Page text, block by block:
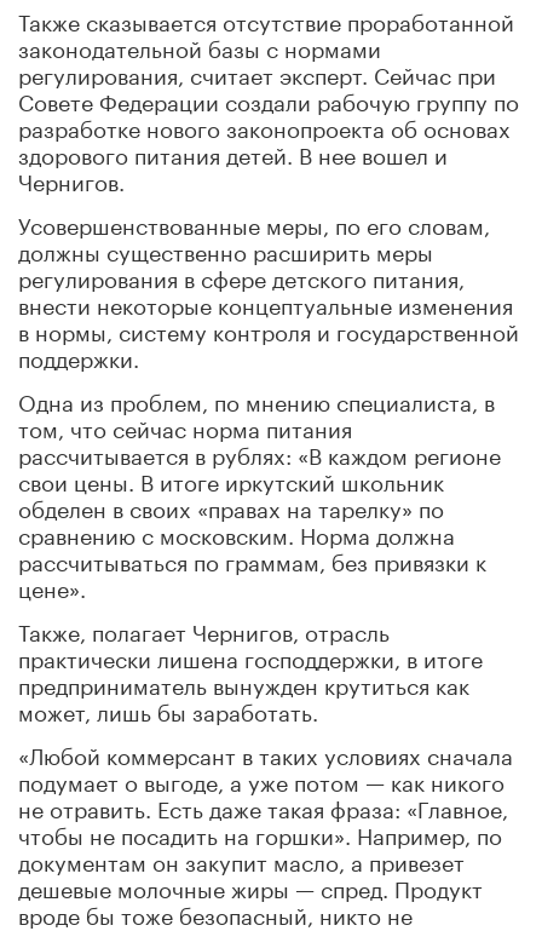
Также сказывается отсутствие проработанной
законодательной базы с нормами
регулирования, считает эксперт. Сейчас при
Совете Федерации создали рабочую группу по
разработке нового законопроекта об основах
здорового питания детей. В нее вошел и
Чернигов.
Усовершенствованные меры, по его словам,
должны существенно расширить меры
регулирования в сфере детского питания,
внести некоторые концептуальные изменения
в нормы, систему контроля и государственной
поддержки.
Одна из проблем, по мнению специалиста, в
том, что сейчас норма питания
рассчитывается в рублях: «В каждом регионе
свои цены. В итоге иркутский школьник
обделен в своих «правах на тарелку» по
сравнению с московским. Норма должна
рассчитываться по граммам, без привязки к
цене».
Также, полагает Чернигов, отрасль
практически лишена господдержки, в итоге
предприниматель вынужден крутиться как
может, лишь бы заработать.
«Любой коммерсант в таких условиях сначала
подумает о выгоде, а уже потом — как никого
не отравить. Есть даже такая фраза: «Главное,
чтобы не посадить на горшки». Например, по
документам он закупит масло, а привезет
дешевые молочные жиры — спред. Продукт
вроде бы тоже безопасный, никто не